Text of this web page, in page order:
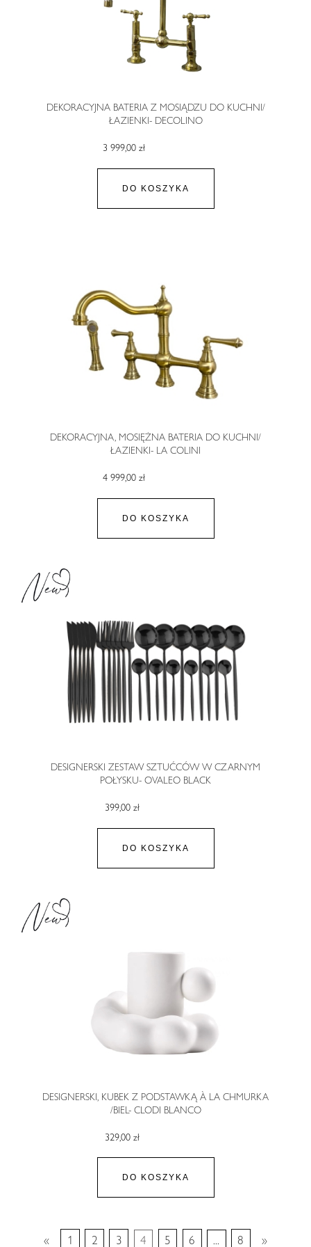
DEKORACYJNA BATERIA Z MOSIĄDZU DO KUCHNI/
ŁAZIENKI- DECOLINO
3 999,00 zł
DO KOSZYKA
DEKORACYJNA, MOSIĘŻNA BATERIA DO KUCHNI/
ŁAZIENKI- LA COLINI
4 999,00 zł
DO KOSZYKA
DESIGNERSKI ZESTAW SZTUĆCÓW W CZARNYM
POŁYSKU- OVALEO BLACK
399,00 zł
DO KOSZYKA
DESIGNERSKI, KUBEK Z PODSTAWKĄ À LA CHMURKA
/BIEL- CLODI BLANCO
329,00 zł
DO KOSZYKA
« 1 2 3 4 5 6 8 »